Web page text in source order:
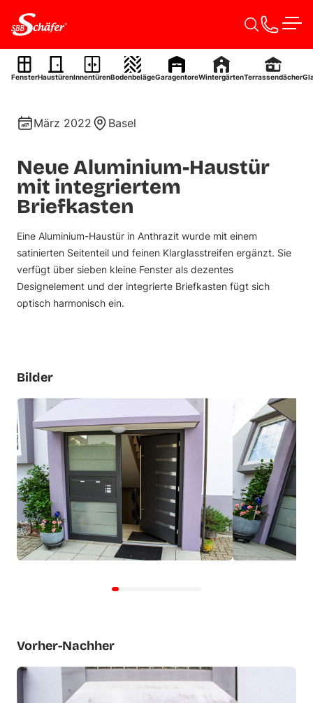
FensterHaustürenInnentürenBodenbelägeGaragentoreWintergärtenTerrassendächer
Aluminium-Haustür
März 2022 Basel
Neue Aluminium-Haustür
mit integriertem
Briefkasten
Eine Aluminium-Haustür in Anthrazit wurde mit einem
satinierten Seitenteil und feinen Klarglasstreifen ergänzt. Sie
verfügt über sieben kleine Fenster als dezentes
Designelement und der integrierte Briefkasten fügt sich
optisch harmonisch ein.
Bilder
Vorher-Nachher